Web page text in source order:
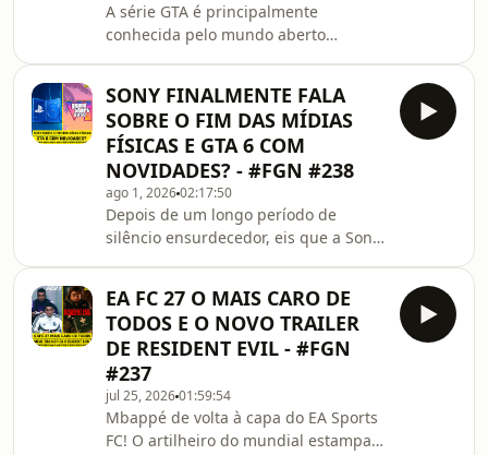
A série GTA é principalmente
conhecida pelo mundo aberto
personagens carismáticos. Hoje o
Ranking Flow Games vai relembrar
dos principais personagens e vamos
eleger os favoritos da galera.Será que
vamos ter surpresas? Vai que o seu
favorito está na lista de algum deles!
⚡
SONY FINALMENTE FALA
SOBRE O FIM DAS MÍDIAS
FÍSICAS E GTA 6 COM
NOVIDADES? - #FGN #238
ago 1, 202602:17:50
Depois de um longo período de
silêncio ensurdecedor, eis que a Sony
seus consoles. Em uma sessão de
perguntas e respostas com analistas
de mercado, a CFO Lin Tao falou sobre
a repercussão nas redes. Por outro
lado, novidades de GTA 6 em breve?
Alguns insiders garantem que em
agosto o marketing agressivo
EA FC 27 O MAIS CARO DE
TODOS E O NOVO TRAILER
DE RESIDENT EVIL - #FGN
#237
jul 25, 202601:59:54
Mbappé de volta à capa do EA Sports
FC! O artilheiro do mundial estampa